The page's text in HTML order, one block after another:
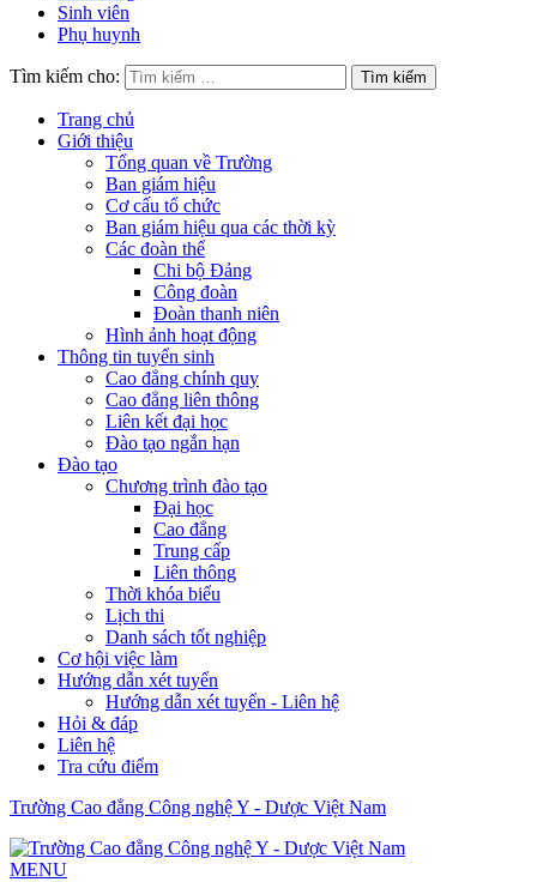
Sinh viên
Phụ huynh
Tìm kiếm cho:
Trang chủ
Giới thiệu
Tổng quan về Trường
Ban giám hiệu
Cơ cấu tổ chức
Ban giám hiệu qua các thời kỳ
Các đoàn thể
Chi bộ Đảng
Công đoàn
Đoàn thanh niên
Hình ảnh hoạt động
Thông tin tuyển sinh
Cao đẳng chính quy
Cao đẳng liên thông
Liên kết đại học
Đào tạo ngắn hạn
Đào tạo
Chương trình đào tạo
Đại học
Cao đẳng
Trung cấp
Liên thông
Thời khóa biểu
Lịch thi
Danh sách tốt nghiệp
Cơ hội việc làm
Hướng dẫn xét tuyển
Hướng dẫn xét tuyển - Liên hệ
Hỏi & đáp
Liên hệ
Tra cứu điểm
Trường Cao đẳng Công nghệ Y - Dược Việt Nam
MENU